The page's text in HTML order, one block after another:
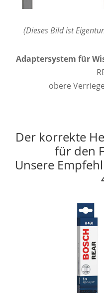
(Dieses Bild ist
Adaptersystem für
obere
Der korrekte
für den
Unsere